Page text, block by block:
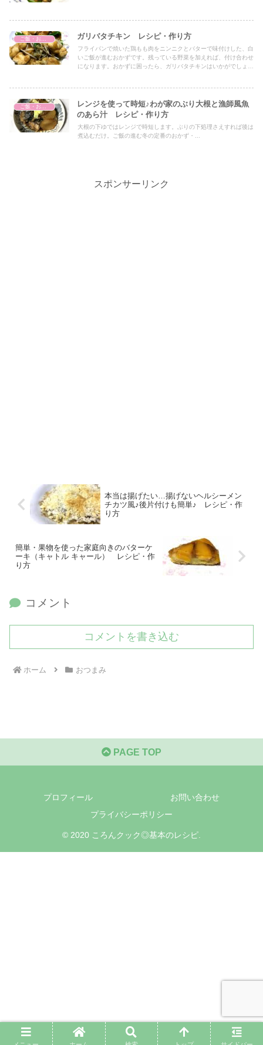
ご飯・おかず ガリバタチキン レシピ・作り方
フライパンで焼いた鶏もも肉をニンニクとバターで味付けした、白
いご飯が進むおかずです。残っている野菜を加えれば、付け合わせ
になります。おかずに困ったら、ガリバタチキンはいかがでしょう
レンジを使って時短♪わが家のぶり大根と漁師風魚
のあら汁 レシピ・作り方
大根の下ゆではレンジで時短します。ぶりの下処理さえすれば後は
煮込むだけ。ご飯の進む冬の定番のおかず・...
スポンサーリンク
本当は揚げたい…揚げないヘルシーメン
チカツ風♪後片付けも簡単♪ レシピ・作
り方
簡単・果物を使った家庭向きのバターケ
ーキ（キャトル キャール） レシピ・作
り方
コメント
コメントを書き込む
ホーム おつまみ
PAGE TOP
プロフィール
お問い合わせ
プライバシーポリシー
© 2020 ころんクック◎基本のレシピ.